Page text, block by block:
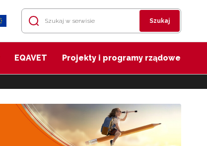
Szukaj
EQAVET Projekty i programy rządowe